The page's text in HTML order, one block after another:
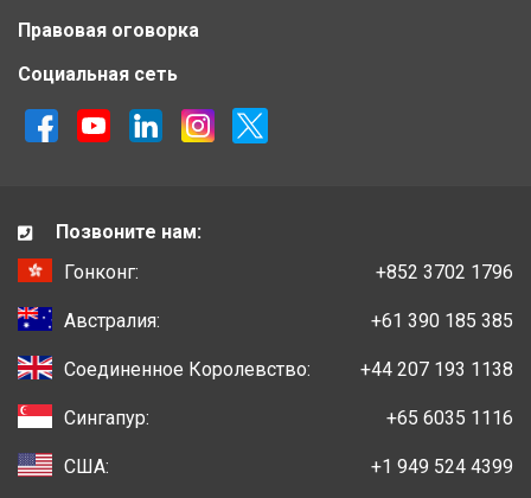
Правовая оговорка
Социальная сеть
Позвоните нам:
Гонконг:
+852 3702 1796
Австралия: +61 390 185 385
Соединенное Королевство: +44 207 193 1138
Сингапур: +65 6035 1116
США: +1 949 524 4399